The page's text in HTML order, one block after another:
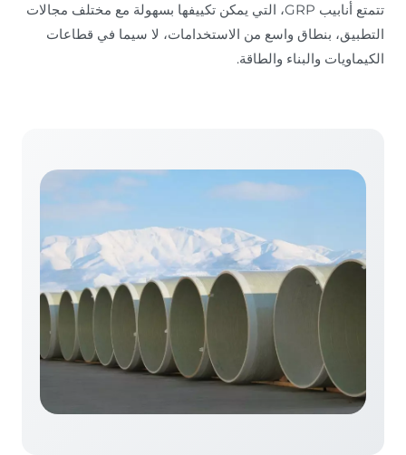
تتمتع أنابيب GRP، التي يمكن تكييفها بسهولة مع مختلف مجالات
التطبيق، بنطاق واسع من الاستخدامات، لا سيما في قطاعات
الكيماويات والبناء والطاقة.